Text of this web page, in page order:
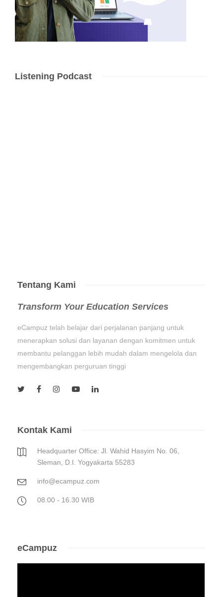
Listening Podcast
Tentang Kami
Transform Your Education Services
eCampuz telah belajar dari perjalanan panjang untuk
menerapkan solusi dan layanan dengan komitmen untuk
membantu pelanggan lebih mudah dalam mengelola dan
mengembangkan perguruan tinggi
Kontak Kami
Headquarter Office: Jl. Wahid Hasyim No. 06,
Sleman, D.I. Yogyakarta 55283
info@ecampuz.com
08.00 - 16.30 WIB
eCampuz